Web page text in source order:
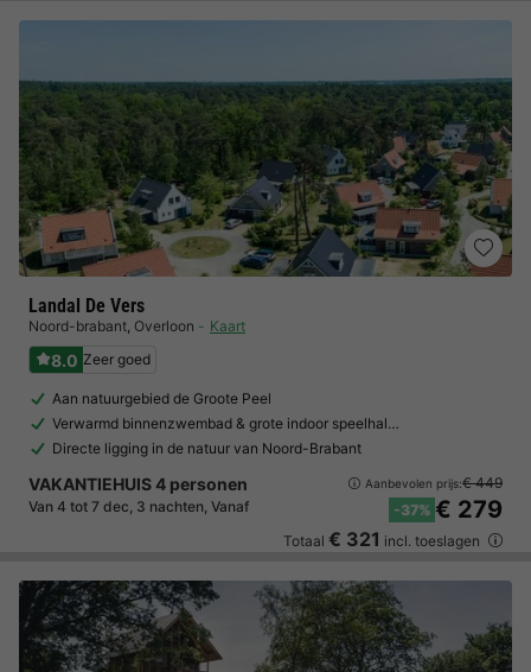
Landal De Vers
Noord-brabant, Overloon Kaart
8.0 Zeer goed
Aan natuurgebied de Groote Peel
Verwarmd binnenzwembad & grote indoor speelhal…
Directe ligging in de natuur van Noord-Brabant
VAKANTIEHUIS 4 personen
Van 4 tot 7 dec, 3 nachten, Vanaf
Aanbevolen prijs:€ 449
-37% € 279
Totaal € 321 incl. toeslagen